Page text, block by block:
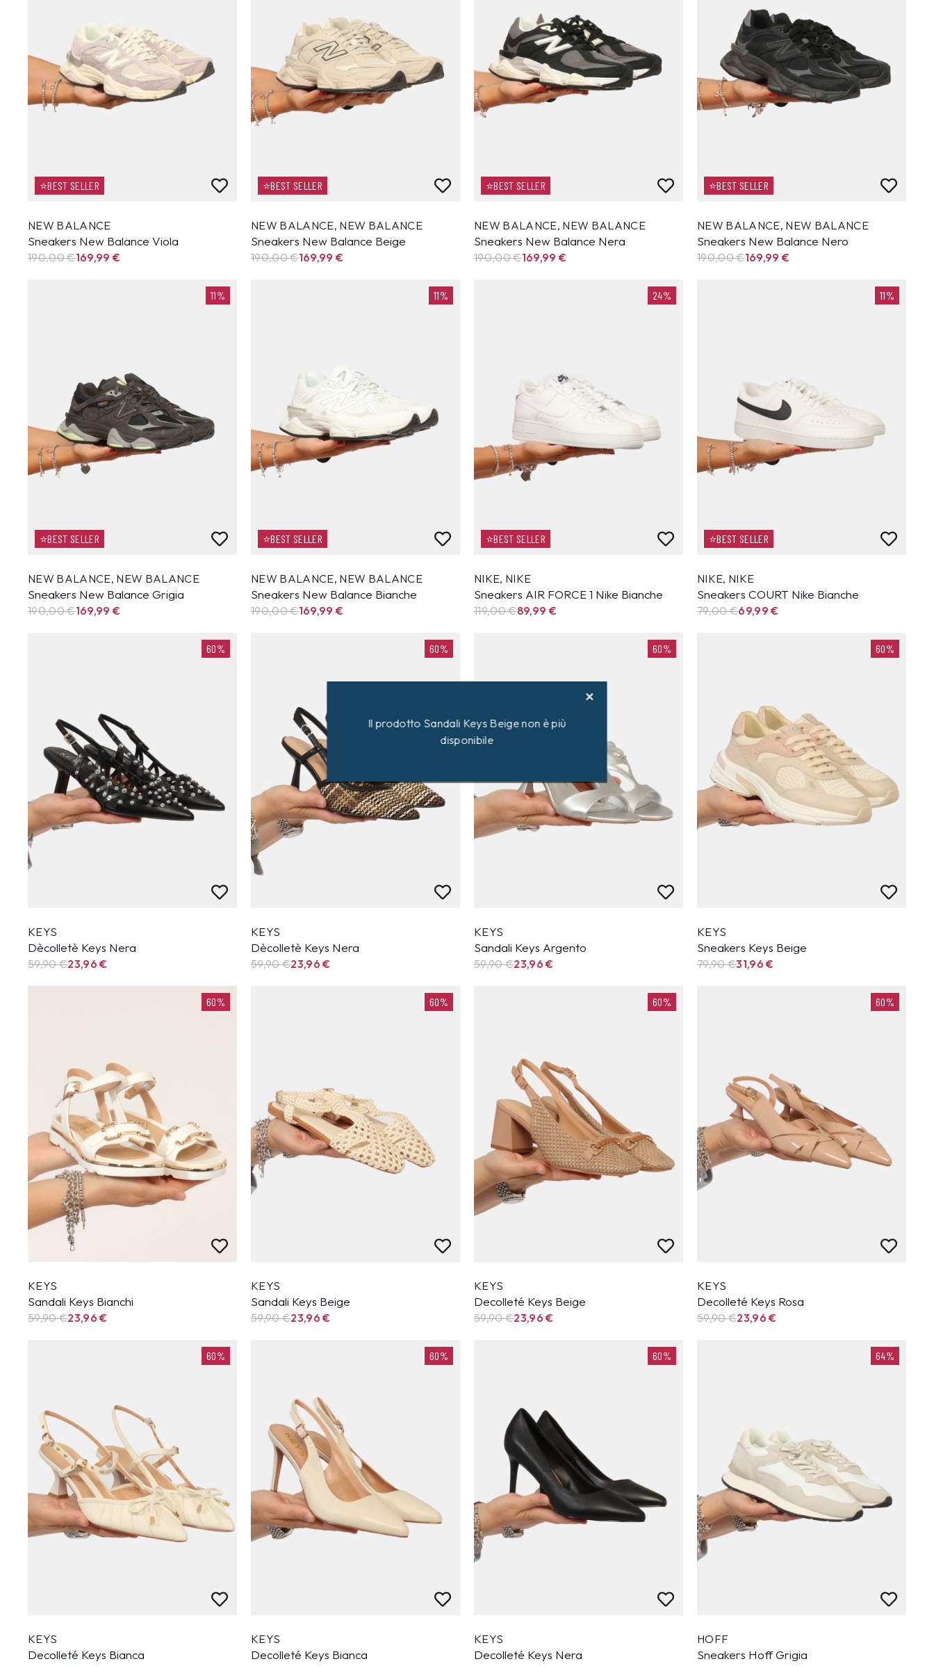
⭐BEST SELLER
NEW BALANCE
Sneakers New Balance Viola
190,00 €169,99€
⭐BEST SELLER
NEW BALANCE, NEW BALANCE
Sneakers New Balance Beige
190,00 €169,99€
⭐BEST SELLER
NEW BALANCE, NEW BALANCE
Sneakers New Balance Nera
190,00 €169,99€
⭐BEST SELLER
NEW BALANCE, NEW BALANCE
Sneakers New Balance Nero
190,00 €169,99€
11%
⭐BEST SELLER
NEW BALANCE, NEW BALANCE
Sneakers New Balance Grigia
190,00 €169,99€
11%
⭐BEST SELLER
NEW BALANCE, NEW BALANCE
Sneakers New Balance Bianche
190,00 €169,99€
24%
⭐BEST SELLER
NIKE, NIKE
Sneakers AIR FORCE 1 Nike Bianche
119,00 €89,99 €
11%
⭐BEST SELLER
NIKE, NIKE
Sneakers COURT Nike Bianche
79,00 €69,99€
60%
KEYS
Dècolletè Keys Nera
59,90€23,96€
60%
KEYS
Dècolletè Keys Nera
59,90€23,96€
60%
KEYS
Sandali Keys Argento
59,90€23,96€
60%
KEYS
Sneakers Keys Beige
79,90€31,96€
60%
KEYS
Sandali Keys Bianchi
59,90€23,96€
60%
KEYS
Sandali Keys Beige
59,90€23,96€
60%
KEYS
Decolleté Keys Beige
59,90€23,96€
60%
KEYS
Decolleté Keys Rosa
59,90€23,96€
60%
KEYS
Decolleté Keys Bianca
60%
KEYS
Decolleté Keys Bianca
60%
KEYS
Decolleté Keys Nera
64%
HOFF
Sneakers Hoff Grigia
Il prodotto Sandali Keys Beige non è più
disponibile